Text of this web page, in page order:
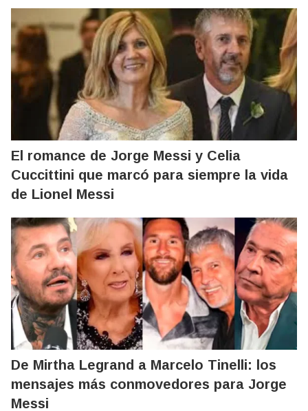
El romance de Jorge Messi y Celia
Cuccittini que marcó para siempre la vida
de Lionel Messi
De Mirtha Legrand a Marcelo Tinelli: los
mensajes más conmovedores para Jorge
Messi